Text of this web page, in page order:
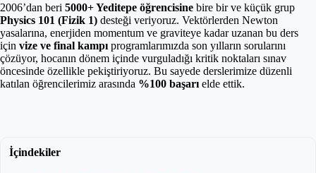
2006’dan beri 5000+ Yeditepe öğrencisine bire bir ve küçük grup
Physics 101 (Fizik 1) desteği veriyoruz. Vektörlerden Newton
yasalarına, enerjiden momentum ve graviteye kadar uzanan bu ders
için vize ve final kampı programlarımızda son yılların sorularını
çözüyor, hocanın dönem içinde vurguladığı kritik noktaları sınav
öncesinde özellikle pekiştiriyoruz. Bu sayede derslerimize düzenli
katılan öğrencilerimiz arasında %100 başarı elde ettik.
İçindekiler